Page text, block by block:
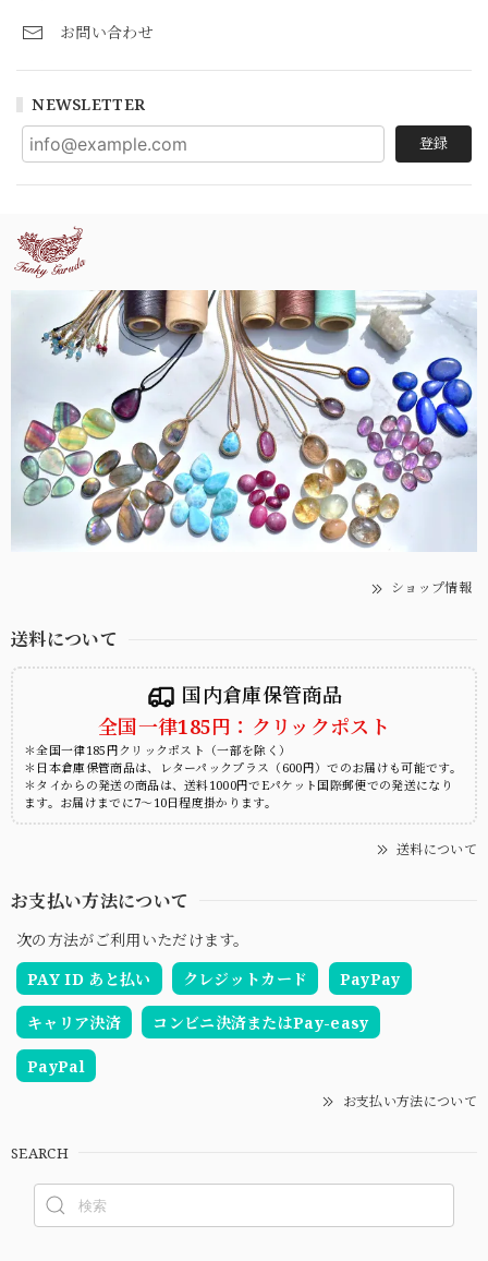
お問い合わせ
NEWSLETTER
登録
ショップ情報
送料について
国内倉庫保管商品
全国一律185円：クリックポスト
＊全国一律185円クリックポスト（一部を除く）
＊日本倉庫保管商品は、レターパックプラス（600円）でのお届けも可能です。
＊タイからの発送の商品は、送料1000円でEパケット国際郵便での発送になり
ます。お届けまでに7～10日程度掛かります。
送料について
お支払い方法について
次の方法がご利用いただけます。
PAY ID あと払い
クレジットカード PayPay
キャリア決済 コンビニ決済またはPay-easy
PayPal
お支払い方法について
SEARCH